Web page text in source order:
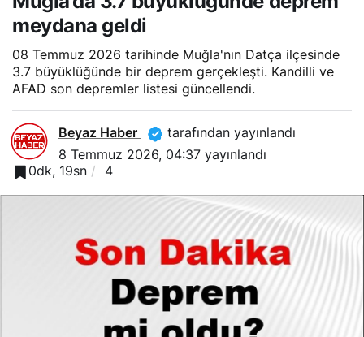
meydana geldi
08 Temmuz 2026 tarihinde Muğla'nın Datça ilçesinde
3.7 büyüklüğünde bir deprem gerçekleşti. Kandilli ve
AFAD son depremler listesi güncellendi.
Beyaz Haber
tarafından yayınlandı
8 Temmuz 2026, 04:37 yayınlandı
0dk, 19sn
4